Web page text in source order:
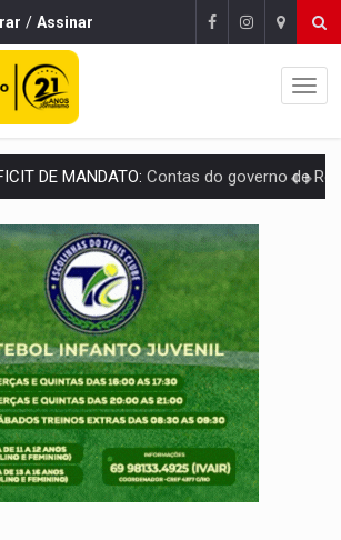
/ Assinar
Superintendentes da PF defendem independência e apoio
PODEROSA:Chapa vitaminada pode alcançar larga e boa
PAULO:PM abre concurso público com 2.000 vagas para
Filmes rondonienses provocam debate sobre temas urgentes
Legal:AVISO DE LICITAÇÃO: PREGÃO ELETRÔNICO Nº
DAS PENHAS:MPRO promove intervenção artística pelos
DE PROVIDÊNCIA:Erosão ameaça acesso a bairros às margens do
2026:Policial candidato a deputado federal do PL declara